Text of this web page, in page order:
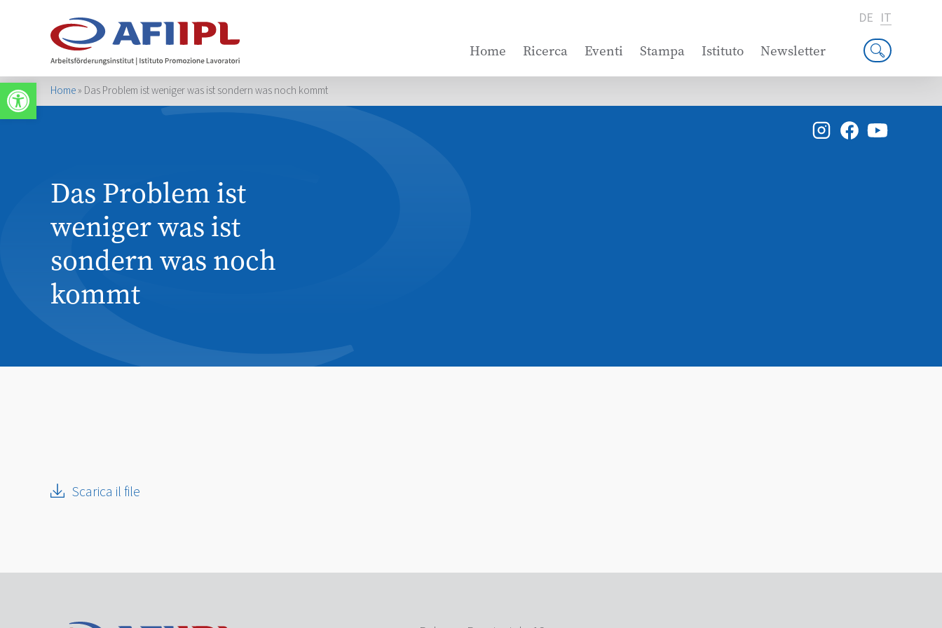
Apri la barra degli strumenti
Home Ricerca Eventi Stampa Istituto Newsletter
DE IT
Home» Das Problem ist weniger was ist sondern was noch kommt
Das Problem ist
weniger was ist
sondern was noch
kommt
Scarica il file